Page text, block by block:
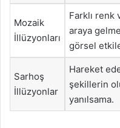
Mozaik
İllüzyonları
Farklı
araya
görsel
Sarhoş
İllüzyonlar
Hareket
şekillerin
yanılsama.